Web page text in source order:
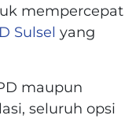
mempercepat
Sulsel yang
maupun
seluruh opsi